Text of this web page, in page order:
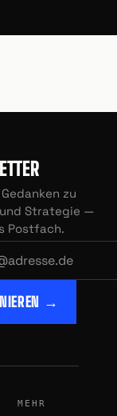
zu
Strategie —
Postfach.
→
MEHR